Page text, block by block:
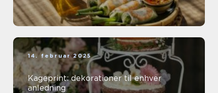
14. februar 2025
Kageprint: dekorationer til enhver
anledning